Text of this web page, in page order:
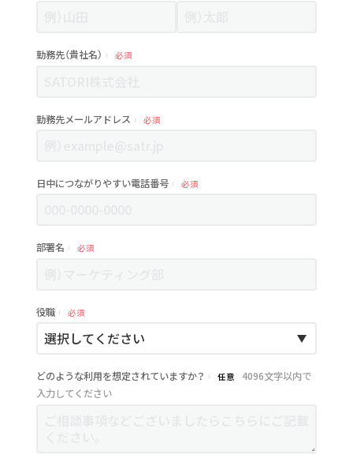
勤務先（貴社名） 必須
勤務先メールアドレス 必須
日中につながりやすい電話番号 必須
部署名 必須
役職 必須
どのような利用を想定されていますか？ 任意
4096文字以内で
入力してください